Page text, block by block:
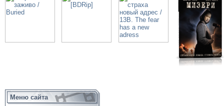
Меню сайта